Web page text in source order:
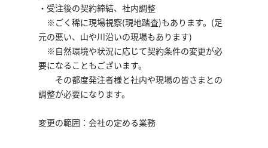
・受注後の契約締結、社内調整
※ごく稀に現場視察(現地踏査)もあります。(足
元の悪い、山や川沿いの現場もあります)
※自然環境や状況に応じて契約条件の変更が必
要になることもございます。
その都度発注者様と社内や現場の皆さまとの
調整が必要になります。
変更の範囲：会社の定める業務